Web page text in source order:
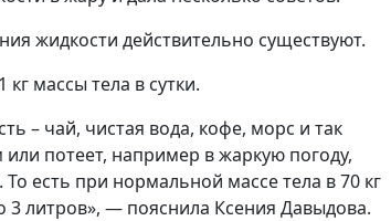
жидкости действительно существуют.
массы тела в сутки.
– чай, чистая вода, кофе, морс и так
потеет, например в жаркую погоду,
есть при нормальной массе тела в 70 кг
литров», — пояснила Ксения Давыдова.